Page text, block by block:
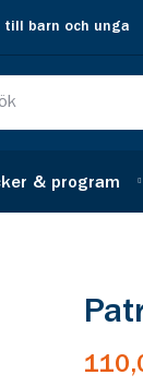
barn och unga
& program